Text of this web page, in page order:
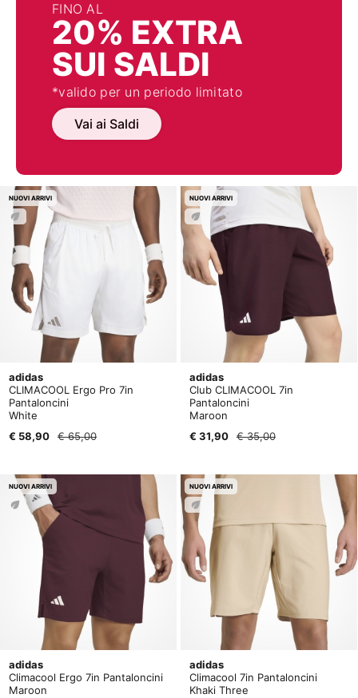
FINO AL
20% EXTRA
SUI SALDI
*valido per un periodo limitato
Vai ai Saldi
NUOVI ARRIVI
adidas
CLIMACOOL Ergo Pro 7in
Pantaloncini
White
€ 58,90
€ 65,00
NUOVI ARRIVI
adidas
Club CLIMACOOL 7in
Pantaloncini
Maroon
€ 31,90
€ 35,00
NUOVI ARRIVI
adidas
Climacool Ergo 7in Pantaloncini
Maroon
NUOVI ARRIVI
adidas
Climacool 7in Pantaloncini
Khaki Three